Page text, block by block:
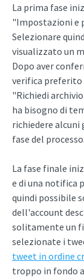
La prima fase
"Impostazioni e
Selezionare
visualizzato un
Dopo aver
verifica preferito
"Richiedi
ha bisogno di
richiedere alcuni
fase del processo.
La fase finale
e di una notifica
quindi possibile
dell'account
solitamente un
selezionate i
tweet in ordine
troppo in fondo